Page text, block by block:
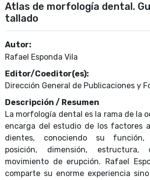
Atlas de morfología dental.
tallado
Autor:
Rafael Esponda Vila
Editor/Coeditor(es):
Dirección General de Publicaciones y
Descripción / Resumen
La morfología dental es la rama de la
encarga del estudio de los factores
dientes, conociendo su
posición, dimensión,
movimiento de erupción. Rafael
comparte su enorme experiencia